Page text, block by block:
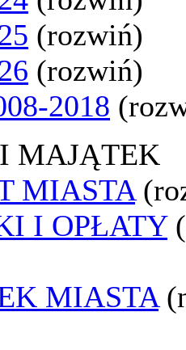
(rozwiń)
(rozwiń)
2018
MAJĄTEK
MIASTA
I OPŁATY
MIASTA